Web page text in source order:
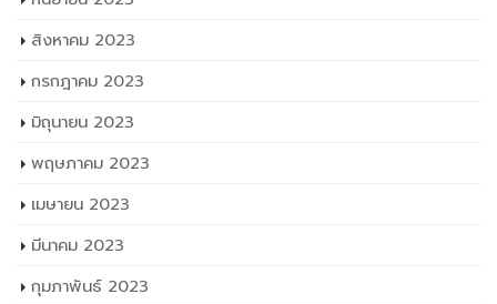
สิงหาคม 2023
กรกฎาคม 2023
มิถุนายน 2023
พฤษภาคม 2023
เมษายน 2023
มีนาคม 2023
กุมภาพันธ์ 2023